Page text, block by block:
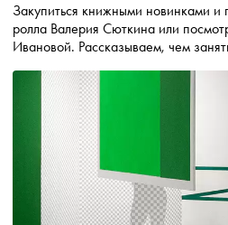
Закупиться книжными новинками
ролла Валерия Сюткина или
Ивановой. Рассказываем, чем